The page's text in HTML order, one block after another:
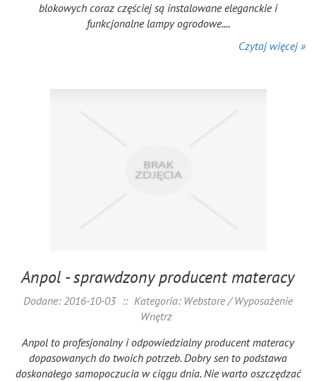
blokowych coraz częściej są instalowane eleganckie i
funkcjonalne lampy ogrodowe....
Czytaj więcej »
Anpol - sprawdzony producent materacy
Dodane: 2016-10-03 :: Kategoria: Webstore / Wyposażenie
Wnętrz
Anpol to profesjonalny i odpowiedzialny producent materacy
dopasowanych do twoich potrzeb. Dobry sen to podstawa
doskonałego samopoczucia w ciągu dnia. Nie warto oszczędzać